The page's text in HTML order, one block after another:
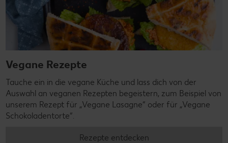
Vegane Rezepte
Tauche ein in die vegane Küche und lass dich von der
Auswahl an veganen Rezepten begeistern, zum Beispiel von
unserem Rezept für „Vegane Lasagne“ oder für „Vegane
Schokoladentorte“.
Rezepte entdecken